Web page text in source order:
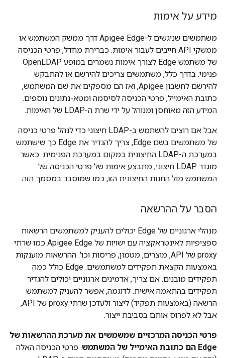
מידע על אימות
משתמשים שניגשים ל-Apigee Edge דרך ממשק המשתמש או
ממשקי API חייבים לעבור אימות. כברירת מחדל, פרטי הכניסה
של משתמש Edge לצורך אימות נשמרים במופע OpenLDAP
פנימי. בדרך כלל, משתמשים צריכים להירשם או להתבקש
להירשם לחשבון Apigee, ואז הם מספקים את שם המשתמש,
כתובת האימייל, פרטי הכניסה לסיסמה ומטא-נתונים נוספים.
המידע הזה מאוחסן ומנוהל על ידי שרת ה-LDAP של האימות.
אבל אם רוצים להשתמש ב-LDAP חיצוני כדי לנהל פרטי כניסה
של משתמשים בשם Edge, צריך להגדיר את Edge כך שישתמש
במערכת ה-LDAP החיצונית במקום במערכת הפנימית. כאשר
מוגדר LDAP חיצוני, מתבצע אימות של פרטי הכניסה של
המשתמש מול החנות החיצונית הזו, כמו שמוסבר במסמך הזה.
הסבר על ההרשאה
מנהלי ארגוניים של Edge יכולים להעניק למשתמשים הרשאות
ספציפיות לאינטראקציה עם ישויות של Apigee Edge כמו שרתי
proxy של API, מוצרים, מטמון, פריסות וכו'. ההרשאות מוענקות
באמצעות הקצאת תפקידים למשתמשים. Edge כולל כמה
תפקידים מובנים. אם צריך, אדמינים ארגוניים יכולים להגדיר
תפקידים בהתאמה אישית. לדוגמה, אפשר להעניק למשתמש
הרשאה (באמצעות תפקיד) ליצור ולעדכן שרתי proxy של API,
אבל לא לפרוס אותם בסביבת ייצור.
פרטי הכניסה המרכזיים שמשמשים את מערכת ההרשאות של
Edge הם כתובת האימייל של המשתמש
. פרטי הכניסה האלה